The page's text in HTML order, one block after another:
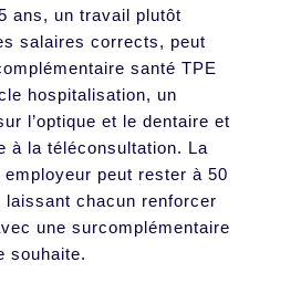
ans, un travail plutôt
salaires corrects, peut
santé TPE
hospitalisation, un
l’optique et le dentaire et
à la téléconsultation. La
peut rester à 50
laissant chacun renforcer
une surcomplémentaire
souhaite.